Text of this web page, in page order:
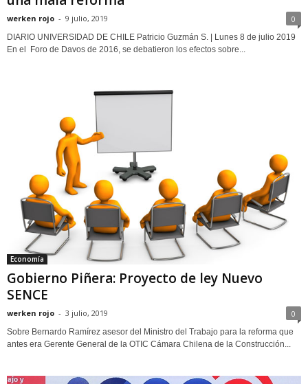
werken rojo - 9 julio, 2019 0
DIARIO UNIVERSIDAD DE CHILE Patricio Guzmán S. | Lunes 8 de julio 2019
En el Foro de Davos de 2016, se debatieron los efectos sobre...
Economía
Gobierno Piñera: Proyecto de ley Nuevo
SENCE
werken rojo - 3 julio, 2019 0
Sobre Bernardo Ramírez asesor del Ministro del Trabajo para la reforma que
antes era Gerente General de la OTIC Cámara Chilena de la Construcción...